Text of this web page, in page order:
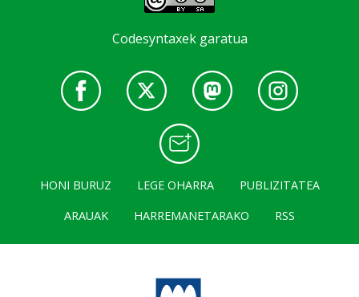
Codesyntaxek garatua
HONI BURUZ LEGE OHARRA
PUBLIZITATEA
ARAUAK
HARREMANETARAKO RSS